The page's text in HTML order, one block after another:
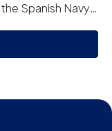
Spanish Navy